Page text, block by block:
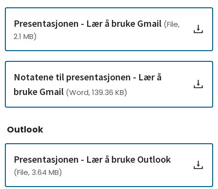
Presentasjonen - Lær å bruke Gmail (File,
2.1 MB)
Notatene til presentasjonen - Lær å
bruke Gmail (Word, 139.36 KB)
Outlook
Presentasjonen - Lær å bruke Outlook
(File, 3.64 MB)